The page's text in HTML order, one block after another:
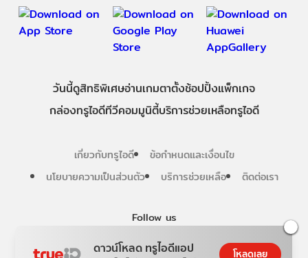
ดาวน์โหลด ทรูไอดีแอป โหลดเลย
Follow us
วันนี้ดูสิทธิพิเศษอ่านเกมตาตั้งช้อปปิ้งแพ็กเกจ
กล่องทรูไอดีทีวีคอมมูนิตี้บริการช่วยเหลือทรูไอดี
เกี่ยวกับทรูไอดี
ข้อกำหนดและเงื่อนไข
นโยบายความเป็นส่วนตัว
บริการช่วยเหลือ ติดต่อเรา